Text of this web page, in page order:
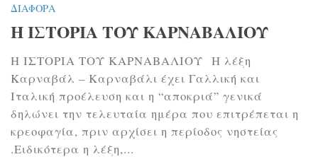
ΔΙΆΦΟΡΑ
Η ΙΣΤΟΡΙΑ ΤΟΥ ΚΑΡΝΑΒΑΛΙΟΥ
Η ΙΣΤΟΡΙΑ ΤΟΥ ΚΑΡΝΑΒΑΛΙΟΥ Η λέξη
Καρναβάλ – Καρναβάλι έχει Γαλλική και
Ιταλική προέλευση και η “αποκριά” γενικά
δηλώνει την τελευταία ημέρα που επιτρέπεται η
κρεοφαγία, πριν αρχίσει η περίοδος νηστείας
.Ειδικότερα η λέξη,...